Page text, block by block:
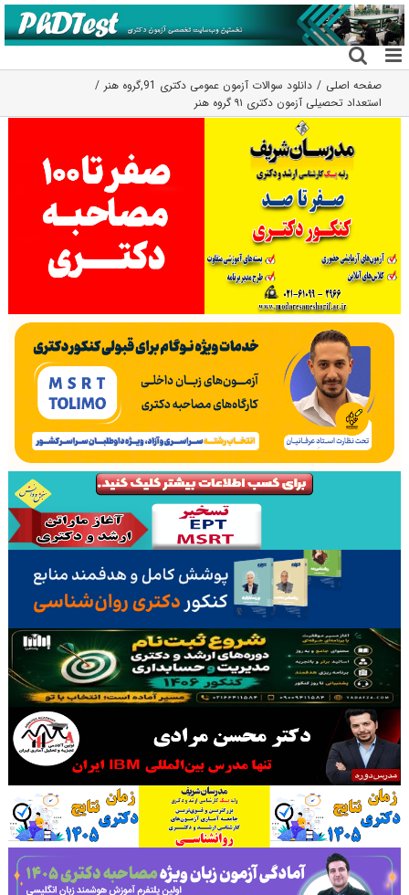
رفتن
به
محتوا
صفحه اصلی دانلود سوالات آزمون عمومی دکتری 91 ,گروه هنر
استعداد تحصیلی آزمون دکتری ۹۱ گروه هنر